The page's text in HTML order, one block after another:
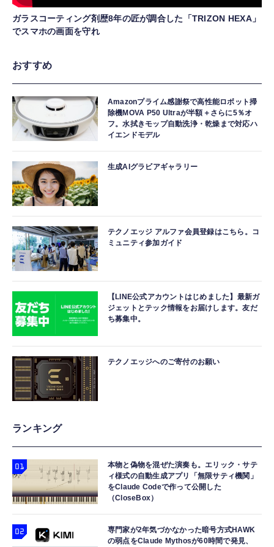
ガラスコーティング剤歴8年の匠が調合した「TRIZON HEXA」
でスマホの画面を守れ
おすすめ
Amazonプライム感謝祭で高性能ロボット掃
除機MOVA P50 Ultraが半額＋さらに5％オ
フ。水拭きモップ自動洗浄・乾燥まで対応ハ
イエンドモデル
生成AIグラビアギャラリー
テクノエッジ アルファ会員登録はこちら。コ
ミュニティ参加ガイド
【LINE公式アカウントはじめました】最新ガ
ジェットとテック情報をお届けします。友だ
ち募集中。
テクノエッジへのご寄付のお願い
ランキング
本物と偽物を混ぜた演奏も。エリック・サテ
ィ様式の自動生成アプリ「無限サティ機関」
をClaude Codeで作って公開した
（CloseBox）
専門家が2年気づかなかった暗号方式HAWK
の弱点をClaude Mythosが60時間で発見、